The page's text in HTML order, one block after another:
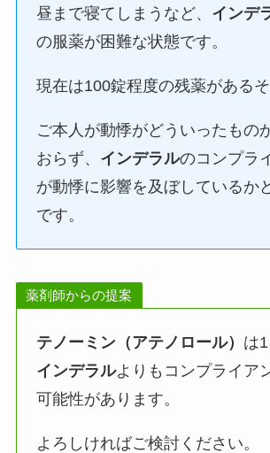
昼まで寝てしまうなど、 インデ
の服薬が困難な状態です。
現在は100錠程度の残薬があるそ
ご本人が動悸がどういったもの
おらず、 インデラルのコンプラ
が動悸に影響を及ぼしているか
です。
薬剤師からの提案
テノーミン（アテノロール） は
インデラルよりもコンプライア
可能性があります。
よろしければご検討ください。